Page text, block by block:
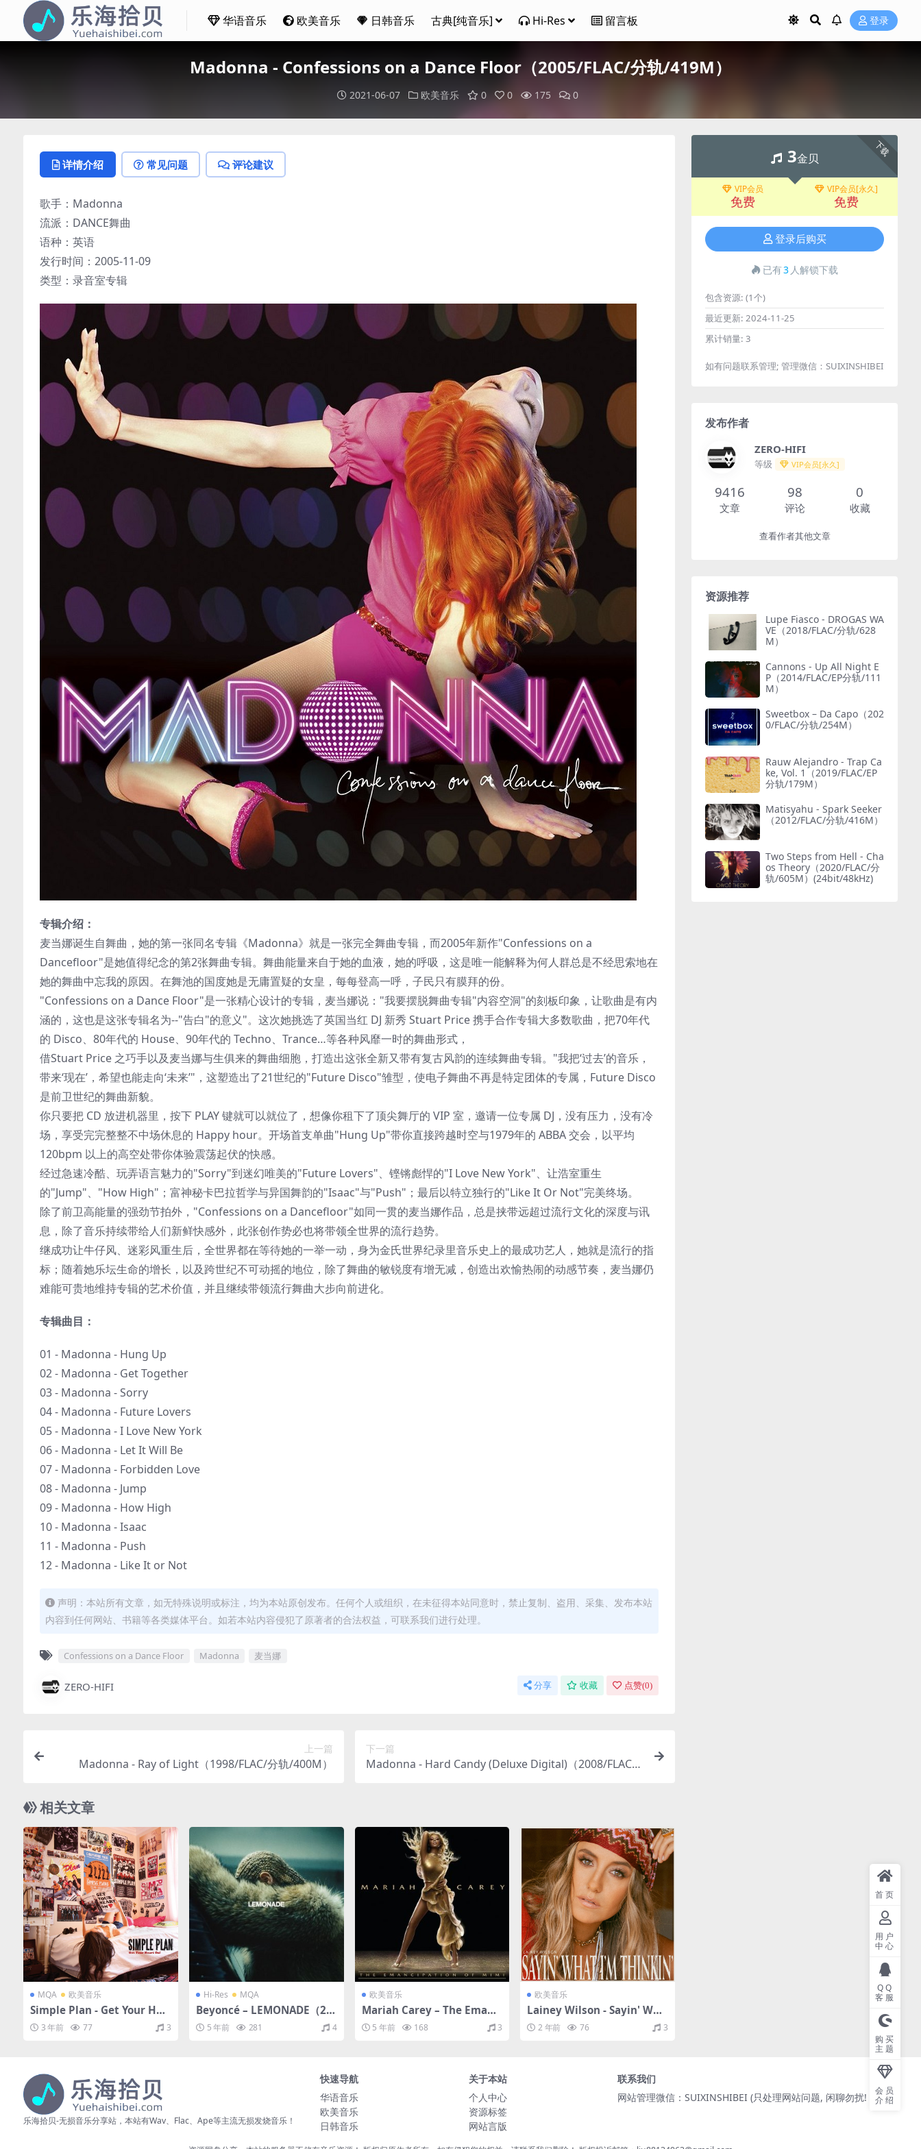
华语音乐 欧美音乐 日韩音乐 古典[纯音乐] Hi-Res 留言板 登录
Madonna - Confessions on a Dance Floor（2005/FLAC/分轨/419M）
2021-06-07 欧美音乐 0 0 175 0
详情介绍 常见问题 评论建议
歌手：Madonna
流派：DANCE舞曲
语种：英语
发行时间：2005-11-09
类型：录音室专辑
专辑介绍：
麦当娜诞生自舞曲，她的第一张同名专辑《Madonna》就是一张完全舞曲专辑，而2005年新作"Confessions on a
Dancefloor"是她值得纪念的第2张舞曲专辑。舞曲能量来自于她的血液，她的呼吸，这是唯一能解释为何人群总是不经思索地在
她的舞曲中忘我的原因。在舞池的国度她是无庸置疑的女皇，每每登高一呼，子民只有膜拜的份。
"Confessions on a Dance Floor"是一张精心设计的专辑，麦当娜说："我要摆脱舞曲专辑"内容空洞"的刻板印象，让歌曲是有内
涵的，这也是这张专辑名为--"告白"的意义"。这次她挑选了英国当红 DJ 新秀 Stuart Price 携手合作专辑大多数歌曲，把70年代
的 Disco、80年代的 House、90年代的 Techno、Trance…等各种风靡一时的舞曲形式，
借Stuart Price 之巧手以及麦当娜与生俱来的舞曲细胞，打造出这张全新又带有复古风韵的连续舞曲专辑。"我把‘过去’的音乐，
带来‘现在’，希望也能走向‘未来’"，这塑造出了21世纪的"Future Disco"雏型，使电子舞曲不再是特定团体的专属，Future Disco
是前卫世纪的舞曲新貌。
你只要把 CD 放进机器里，按下 PLAY 键就可以就位了，想像你租下了顶尖舞厅的 VIP 室，邀请一位专属 DJ，没有压力，没有冷
场，享受完完整整不中场休息的 Happy hour。开场首支单曲"Hung Up"带你直接跨越时空与1979年的 ABBA 交会，以平均
120bpm 以上的高空处带你体验震荡起伏的快感。
经过急速冷酷、玩弄语言魅力的"Sorry"到迷幻唯美的"Future Lovers"、铿锵彪悍的"I Love New York"、让浩室重生
的"Jump"、"How High"；富神秘卡巴拉哲学与异国舞韵的"Isaac"与"Push"；最后以特立独行的"Like It Or Not"完美终场。
除了前卫高能量的强劲节拍外，"Confessions on a Dancefloor"如同一贯的麦当娜作品，总是挟带远超过流行文化的深度与讯
息，除了音乐持续带给人们新鲜快感外，此张创作势必也将带领全世界的流行趋势。
继成功让牛仔风、迷彩风重生后，全世界都在等待她的一举一动，身为金氏世界纪录里音乐史上的最成功艺人，她就是流行的指
标；随着她乐坛生命的增长，以及跨世纪不可动摇的地位，除了舞曲的敏锐度有增无减，创造出欢愉热闹的动感节奏，麦当娜仍
难能可贵地维持专辑的艺术价值，并且继续带领流行舞曲大步向前进化。
专辑曲目：
01 - Madonna - Hung Up
02 - Madonna - Get Together
03 - Madonna - Sorry
04 - Madonna - Future Lovers
05 - Madonna - I Love New York
06 - Madonna - Let It Will Be
07 - Madonna - Forbidden Love
08 - Madonna - Jump
09 - Madonna - How High
10 - Madonna - Isaac
11 - Madonna - Push
12 - Madonna - Like It or Not
声明：本站所有文章，如无特殊说明或标注，均为本站原创发布。任何个人或组织，在未征得本站同意时，禁止复制、盗用、采集、发布本站
内容到任何网站、书籍等各类媒体平台。如若本站内容侵犯了原著者的合法权益，可联系我们进行处理。
Confessions on a Dance Floor Madonna 麦当娜
ZERO-HIFI 分享 收藏 点赞(0)
上一篇
Madonna - Ray of Light（1998/FLAC/分轨/400M）
下一篇
Madonna - Hard Candy (Deluxe Digital)（2008/FLAC/
相关文章
MQA 欧美音乐
Simple Plan - Get Your Hea
rt On!（2011/FLAC/分轨/28
9M）(MQA/16bit/44.1kHz)
3 年前 77 3
Hi-Res MQA
Beyoncé – LEMONADE（20
16/FLAC/分轨/515M）(MQ
A/24bit/44.1kHz)
5 年前 281 4
欧美音乐
Mariah Carey – The Emanc
ipation of Mimi（2005/FLA
C/分轨/346M）
5 年前 168 3
欧美音乐
Lainey Wilson - Sayin' Wha
t I'm Thinkin'（2021/FLAC/
分轨/258M）
2 年前 76 3
下载
3金贝
VIP会员
免费
VIP会员[永久]
免费
登录后购买
已有3 人解锁下载
包含资源: (1个)
最近更新: 2024-11-25
累计销量: 3
如有问题联系管理; 管理微信：SUIXINSHIBEI
发布作者
ZERO-HIFI
等级 VIP会员[永久]
9416
文章
98
评论
0
收藏
查看作者其他文章
资源推荐
Lupe Fiasco - DROGAS WA
VE（2018/FLAC/分轨/628
M）
Cannons - Up All Night E
P（2014/FLAC/EP分轨/111
M）
Sweetbox – Da Capo（202
0/FLAC/分轨/254M）
Rauw Alejandro - Trap Ca
ke, Vol. 1（2019/FLAC/EP
分轨/179M）
Matisyahu - Spark Seeker
（2012/FLAC/分轨/416M）
Two Steps from Hell - Cha
os Theory（2020/FLAC/分
轨/605M）(24bit/48kHz)
乐海拾贝-无损音乐分享站，本站有Wav、Flac、Ape等主流无损发烧音乐！
快速导航
华语音乐
欧美音乐
日韩音乐
关于本站
个人中心
资源标签
网站言版
联系我们
网站管理微信：SUIXINSHIBEI (只处理网站问题, 闲聊勿扰! )
首页
用户
中心
QQ
客服
购买
主题
会员
介绍